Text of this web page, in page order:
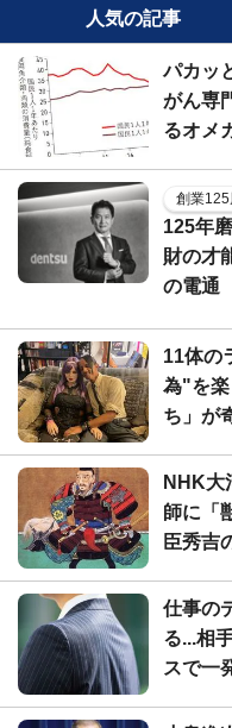
人気の記事
パカッ
がん専
るオメ
創業
125年
財の才
の電通
11体の
為"を楽
ち」が
NHK大
師に「
臣秀吉
仕事の
る...相
スで一